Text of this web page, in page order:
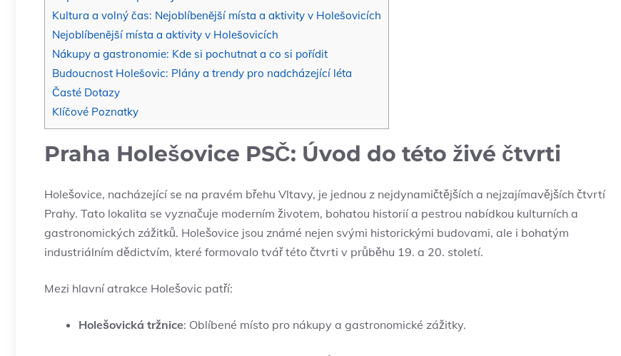
Kultura a volný čas: Nejoblíbenější místa a aktivity v Holešovicích
Nejoblíbenější místa a aktivity v Holešovicích
Nákupy a gastronomie: Kde si pochutnat a co si pořídit
Budoucnost Holešovic: Plány a trendy pro nadcházející léta
Časté Dotazy
Klíčové Poznatky
Praha Holešovice PSČ: Úvod do této živé čtvrti
Holešovice, nacházející se na pravém břehu Vltavy, je jednou z nejdynamičtějších a nejzajímavějších čtvrtí
Prahy. Tato lokalita se vyznačuje moderním životem, bohatou historií a pestrou nabídkou kulturních a
gastronomických zážitků. Holešovice jsou známé nejen svými historickými budovami, ale i bohatým
industriálním dědictvím, které formovalo tvář této čtvrti v průběhu 19. a 20. století.
Mezi hlavní atrakce Holešovic patří:
Holešovická tržnice: Oblíbené místo pro nákupy a gastronomické zážitky.